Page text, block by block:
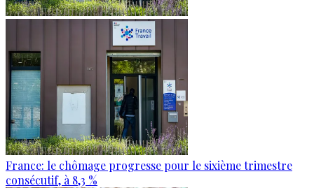
France: le chômage progresse pour le sixième trimestre
consécutif, à 8,3 %